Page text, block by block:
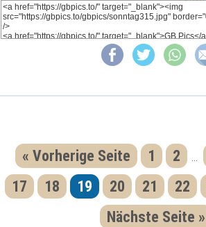
« Vorherige Seite 1 2 ...
17
18 19 20 21 22
Nächste Seite »